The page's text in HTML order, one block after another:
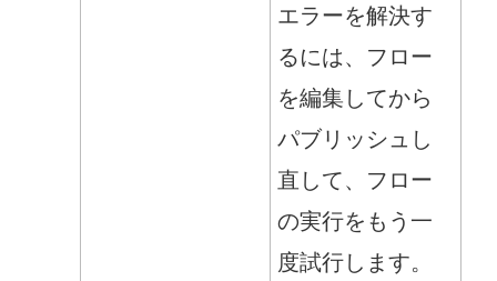
エラーを解決す
るには、フロー
を編集してから
パブリッシュし
直して、フロー
の実行をもう一
度試行します。